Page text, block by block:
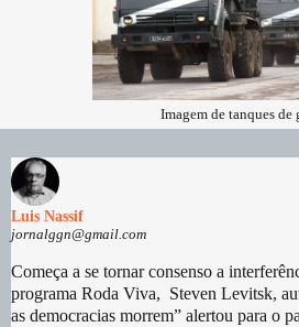
Imagem de tanques de
Luis Nassif
jornalggn@gmail.com
Começa a se tornar consenso a
programa Roda Viva, Steven Levitsk,
as democracias morrem” alertou para o